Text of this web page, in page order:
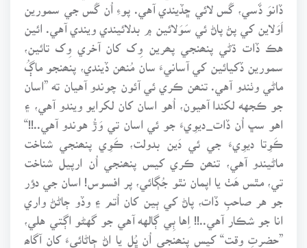
ڏانوَ ڏَسي، گَس لائي ڇڏيندي آهي. پوءِ اُن گَس جي سمورين
اَوَلاين کي پڻ پاڻ ئي سَوَلائين ۾ بدلائيندي ويندي آهي. ائين
هڪ ڏات ڌڻي پنھنجي پھرين وِک کان آخري وِک تائين،
سمورين ڏکيائين کي آسانيءَ سان مُنھن ڏيندي، پنھنجو ماڳُ
ماڻي وٺندو آهي. تنھن ڪري ئي آئون چوندو آهيان ته ”اسان
جو ڪجهه لکندا آهيون، اُهو اسان کان لکرايو ويندو آهي، ۽
اهو سڀ اُن ڏات_ديوِيءَ جو ئي اسان تي وَڙُ هوندو آهي..!!“
ڪَوِتا ديوِيءَ جي ئي دَين بدولت، ڪَوِي پنھنجي شناخت
ماڻيندو آهي، تنھن ڪري کيس پنھنجي اُن ارپيل شناخت
تي، مٿس هَٺ يا اپمان نٿو جُڳائي، پر افسوس! اسان جي دؤر
جو هر صاحبِ ڏات، پاڻ کي ٻين کان اُتم ۽ وڏو ڄاڻڻ واري
انا جو شڪار آهي..!! اِها ٻِي ڳالهه آهي جو گهڻو اڳتي هلي،
”حضرتِ وقت“ کيس پنھنجي اُن ڀُل يا اڻ ڄاڻائيءَ کان آگاھ